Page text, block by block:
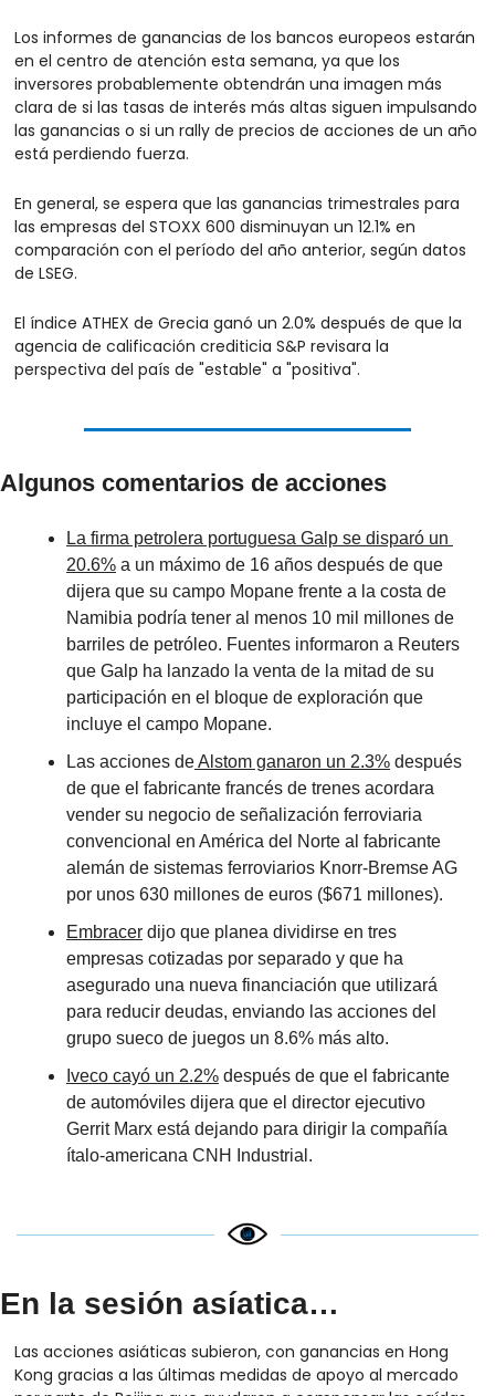
Los informes de ganancias de los bancos europeos estarán
en el centro de atención esta semana, ya que los
inversores probablemente obtendrán una imagen más
clara de si las tasas de interés más altas siguen impulsando
las ganancias o si un rally de precios de acciones de un año
está perdiendo fuerza.
En general, se espera que las ganancias trimestrales para
las empresas del STOXX 600 disminuyan un 12.1% en
comparación con el período del año anterior, según datos
de LSEG.
El índice ATHEX de Grecia ganó un 2.0% después de que la
agencia de calificación crediticia S&P revisara la
perspectiva del país de "estable" a "positiva".
Algunos comentarios de acciones
La firma petrolera portuguesa Galp se disparó un
20.6% a un máximo de 16 años después de que
dijera que su campo Mopane frente a la costa de
Namibia podría tener al menos 10 mil millones de
barriles de petróleo. Fuentes informaron a Reuters
que Galp ha lanzado la venta de la mitad de su
participación en el bloque de exploración que
incluye el campo Mopane.
Las acciones de Alstom ganaron un 2.3% después
de que el fabricante francés de trenes acordara
vender su negocio de señalización ferroviaria
convencional en América del Norte al fabricante
alemán de sistemas ferroviarios Knorr-Bremse AG
por unos 630 millones de euros ($671 millones).
Embracer dijo que planea dividirse en tres
empresas cotizadas por separado y que ha
asegurado una nueva financiación que utilizará
para reducir deudas, enviando las acciones del
grupo sueco de juegos un 8.6% más alto.
Iveco cayó un 2.2% después de que el fabricante
de automóviles dijera que el director ejecutivo
Gerrit Marx está dejando para dirigir la compañía
ítalo-americana CNH Industrial.
En la sesión asíatica…
Las acciones asiáticas subieron, con ganancias en Hong
Kong gracias a las últimas medidas de apoyo al mercado